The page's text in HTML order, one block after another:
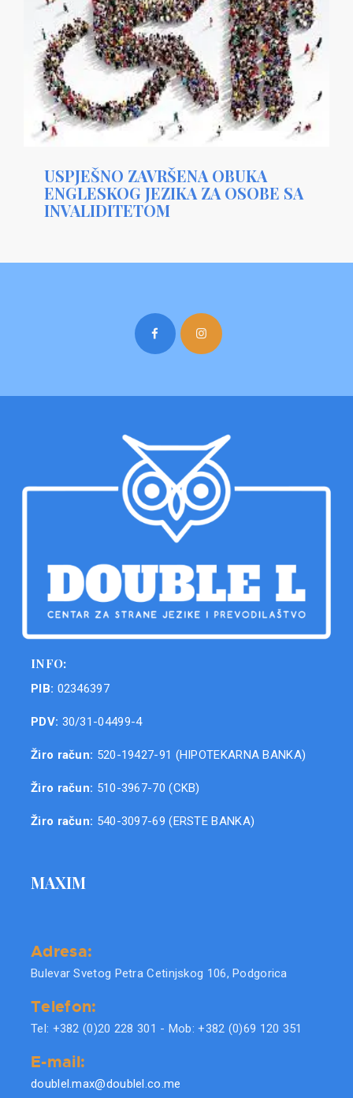
USPJEŠNO ZAVRŠENA OBUKA
ENGLESKOG JEZIKA ZA OSOBE SA
INVALIDITETOM
INFO:
PIB: 02346397
PDV: 30/31-04499-4
Žiro račun: 520-19427-91 (HIPOTEKARNA BANKA)
Žiro račun: 510-3967-70 (CKB)
Žiro račun: 540-3097-69 (ERSTE BANKA)
MAXIM
Adresa:
Bulevar Svetog Petra Cetinjskog 106, Podgorica
Telefon:
Tel: +382 (0)20 228 301 - Mob: +382 (0)69 120 351
E-mail:
doublel.max@doublel.co.me